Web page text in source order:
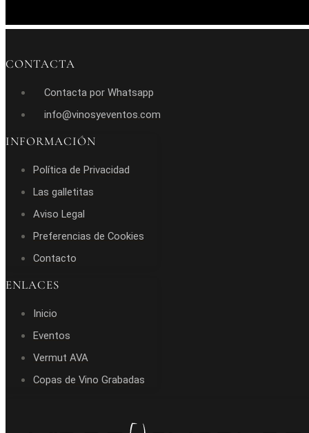
CONTACTA
Contacta por Whatsapp
info@vinosyeventos.com
INFORMACIÓN
Política de Privacidad
Las galletitas
Aviso Legal
Preferencias de Cookies
Contacto
ENLACES
Inicio
Eventos
Vermut AVA
Copas de Vino Grabadas